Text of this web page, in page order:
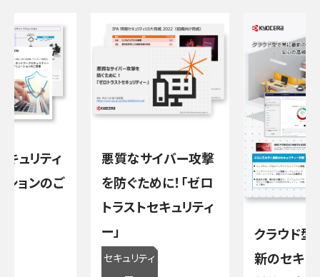
キュリティ
ションのご
悪質なサイバー攻撃
を防ぐために！「ゼロ
トラストセキュリティ
ー」
セキュリティ
クラウド型
新のセキュ